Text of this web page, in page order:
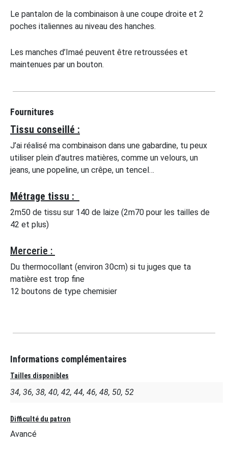
Le pantalon de la combinaison à une coupe droite et 2
poches italiennes au niveau des hanches.
Les manches d’Imaé peuvent être retroussées et
maintenues par un bouton.
Fournitures
Tissu conseillé :
J’ai réalisé ma combinaison dans une gabardine, tu peux
utiliser plein d’autres matières, comme un velours, un
jeans, une popeline, un crêpe, un tencel…
Métrage tissu :
2m50 de tissu sur 140 de laize (2m70 pour les tailles de
42 et plus)
Mercerie :
Du thermocollant (environ 30cm) si tu juges que ta
matière est trop fine
12 boutons de type chemisier
Informations complémentaires
Tailles disponibles
34, 36, 38, 40, 42, 44, 46, 48, 50, 52
Difficulté du patron
Avancé